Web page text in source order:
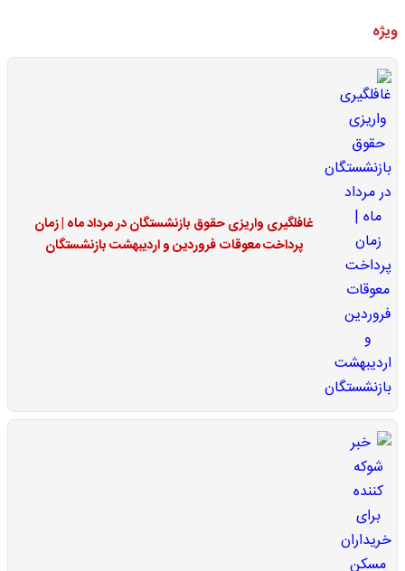
ویژه
غافلگیری واریزی حقوق بازنشستگان در مرداد ماه | زمان
پرداخت معوقات فروردین و اردیبهشت بازنشستگان